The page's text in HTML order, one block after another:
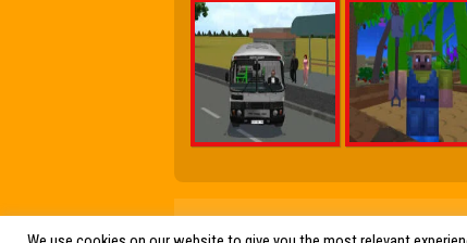
Friv Online Jogos Grátis